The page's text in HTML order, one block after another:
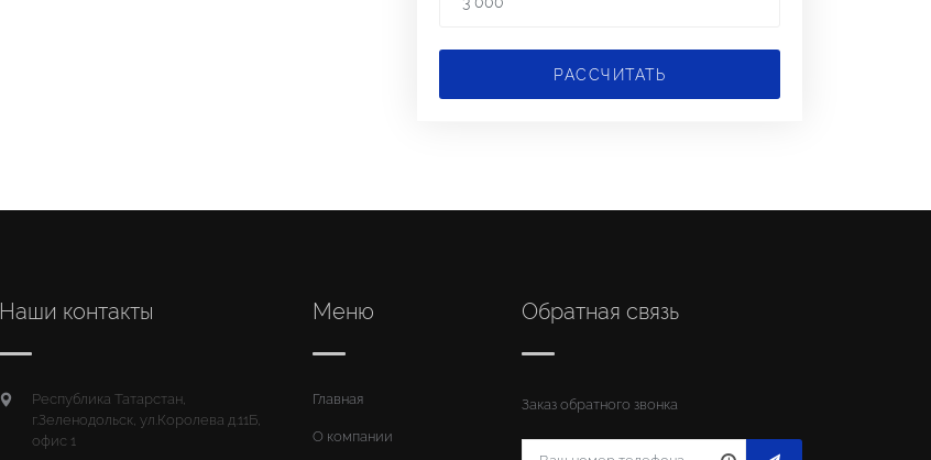
РАССЧИТАТЬ
Наши контакты
Республика Татарстан,
г.Зеленодольск, ул.Королева д.11Б,
офис 1
Меню
Главная
О компании
Обратная связь
Заказ обратного звонка